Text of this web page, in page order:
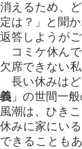
消えるため、
定は？」と聞
返答しようが
コミケ休んで
欠席できない
長い休みは
義 」の世間一
風潮は、ひき
休みに家にい
できることも